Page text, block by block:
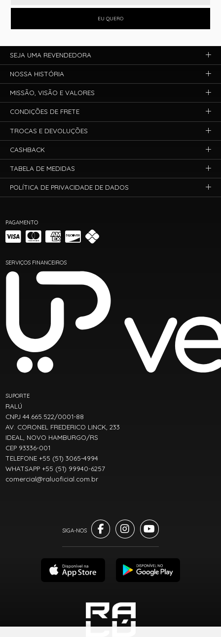
EU QUERO
PAGAMENTO
SERVIÇOS FINANCEIROS
SUPORTE
RALÚ
CNPJ 44.665.522/0001-88
AV. CORONEL FREDERICO LINCK, 233
IDEAL, NOVO HAMBURGO/RS
CEP 93336-001
TELEFONE +55 (51) 3065-4994
WHATSAPP +55 (51) 99940-6257
comercial@raluoficial.com.br
SEJA UMA REVENDEDORA
NOSSA HISTÓRIA
MISSÃO, VISÃO E VALORES
CONDIÇÕES DE FRETE
TROCAS E DEVOLUÇÕES
CASHBACK
TABELA DE MEDIDAS
POLÍTICA DE PRIVACIDADE DE DADOS